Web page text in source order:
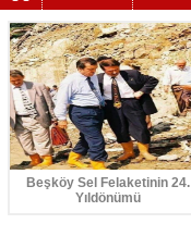
Beşköy Sel Felaketinin 24.
Yıldönümü